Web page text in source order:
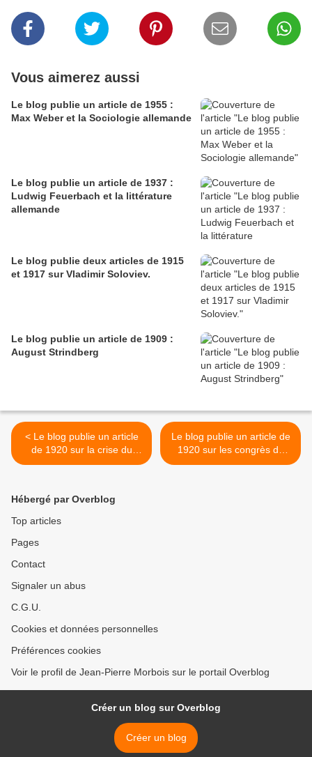
Vous aimerez aussi
Le blog publie un article de 1955 :
Max Weber et la Sociologie allemande
Le blog publie un article de 1937 :
Ludwig Feuerbach et la littérature
allemande
Le blog publie deux articles de 1915
et 1917 sur Vladimir Soloviev.
Le blog publie un article de 1909 :
August Strindberg
< Le blog publie un article
de 1920 sur la crise du
syndicalisme en Italie.
Le blog publie un article de
1920 sur les congrès du
SPD et de l'USPD. >
Hébergé par Overblog
Top articles
Pages
Contact
Signaler un abus
C.G.U.
Cookies et données personnelles
Préférences cookies
Voir le profil de Jean-Pierre Morbois sur le portail Overblog
Créer un blog sur Overblog
Créer un blog